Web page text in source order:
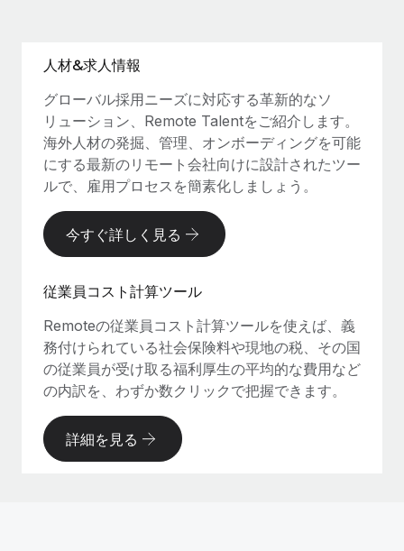
人材&求人情報
グローバル採用ニーズに対応する革新的なソ
リューション、Remote Talentをご紹介します。
海外人材の発掘、管理、オンボーディングを可能
にする最新のリモート会社向けに設計されたツー
ルで、雇用プロセスを簡素化しましょう。
今すぐ詳しく見る
従業員コスト計算ツール
Remoteの従業員コスト計算ツールを使えば、義
務付けられている社会保険料や現地の税、その国
の従業員が受け取る福利厚生の平均的な費用など
の内訳を、わずか数クリックで把握できます。
詳細を見る